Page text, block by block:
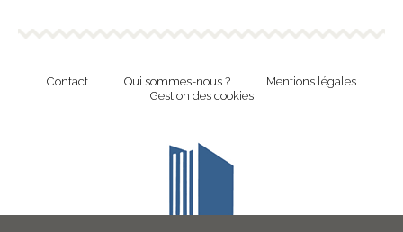
Contact Qui sommes-nous ?
Mentions légales
Gestion des cookies